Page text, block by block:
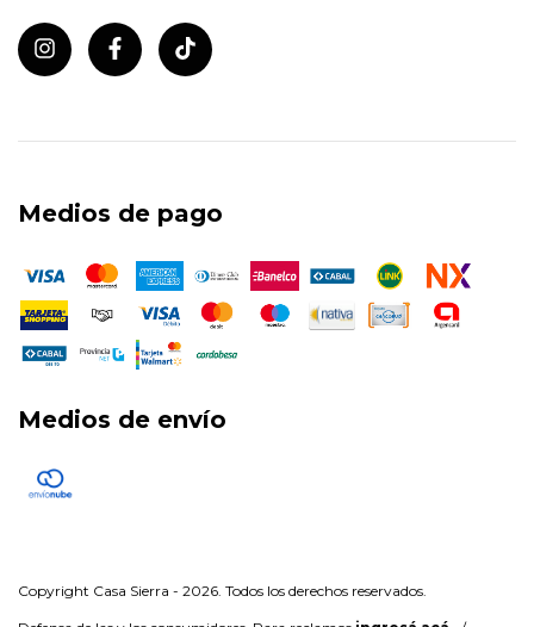
Medios de pago
Medios de envío
Copyright Casa Sierra - 2026. Todos los derechos reservados.